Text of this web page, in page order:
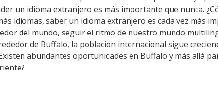
un idioma extranjero es más importante que nunca.
idiomas, saber un idioma extranjero es cada vez más
del mundo, seguir el ritmo de nuestro mundo
de Buffalo, la población internacional sigue
abundantes oportunidades en Buffalo y más allá